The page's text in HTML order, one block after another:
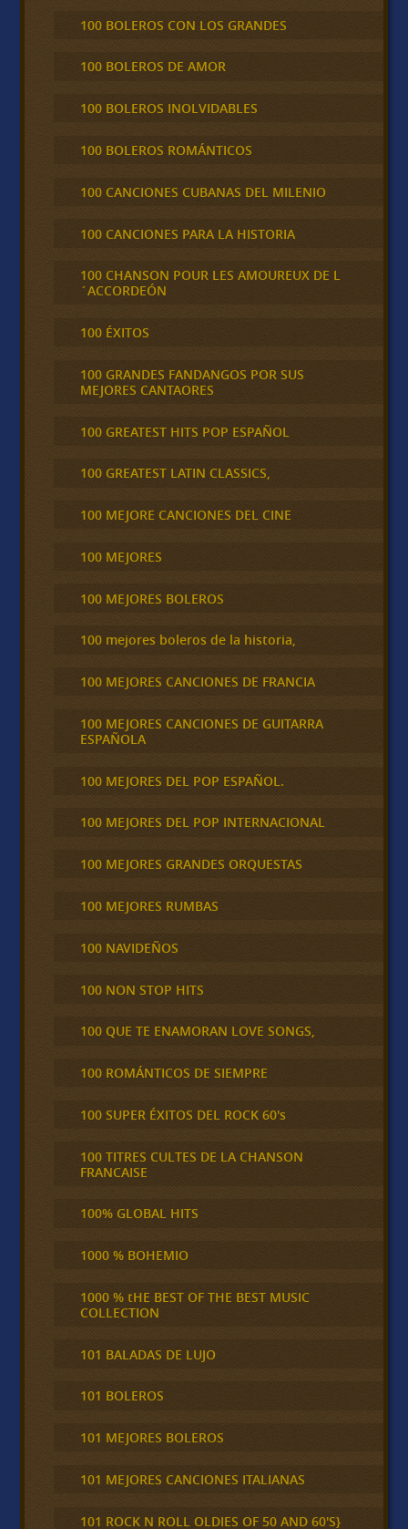
100 BOLEROS CON LOS GRANDES
100 BOLEROS DE AMOR
100 BOLEROS INOLVIDABLES
100 BOLEROS ROMÁNTICOS
100 CANCIONES CUBANAS DEL MILENIO
100 CANCIONES PARA LA HISTORIA
100 CHANSON POUR LES AMOUREUX DE L
´ACCORDEÓN
100 ÉXITOS
100 GRANDES FANDANGOS POR SUS
MEJORES CANTAORES
100 GREATEST HITS POP ESPAÑOL
100 GREATEST LATIN CLASSICS,
100 MEJORE CANCIONES DEL CINE
100 MEJORES
100 MEJORES BOLEROS
100 mejores boleros de la historia,
100 MEJORES CANCIONES DE FRANCIA
100 MEJORES CANCIONES DE GUITARRA
ESPAÑOLA
100 MEJORES DEL POP ESPAÑOL.
100 MEJORES DEL POP INTERNACIONAL
100 MEJORES GRANDES ORQUESTAS
100 MEJORES RUMBAS
100 NAVIDEÑOS
100 NON STOP HITS
100 QUE TE ENAMORAN LOVE SONGS,
100 ROMÁNTICOS DE SIEMPRE
100 SUPER ÉXITOS DEL ROCK 60's
100 TITRES CULTES DE LA CHANSON
FRANCAISE
100% GLOBAL HITS
1000 % BOHEMIO
1000 % tHE BEST OF THE BEST MUSIC
COLLECTION
101 BALADAS DE LUJO
101 BOLEROS
101 MEJORES BOLEROS
101 MEJORES CANCIONES ITALIANAS
101 ROCK N ROLL OLDIES OF 50 AND 60'S}